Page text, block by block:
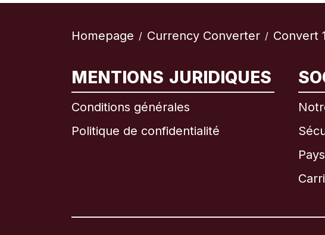
Homepage / Currency Converter / Convert
MENTIONS JURIDIQUES
Conditions générales
Politique de confidentialité
Pays